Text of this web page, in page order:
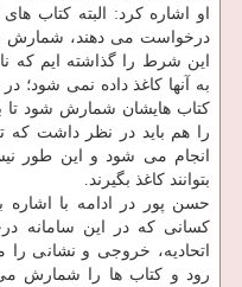
او اشاره كرد: البته كتاب
درخواست می دهند، شمارش
این شرط را گذاشته ایم كه
به آنها كاغذ داده نمی شود؛
كتاب هایشان شمارش شود تا
را هم باید در نظر داشت كه
انجام می شود و این طور
بتوانند كاغذ بگیرند.
حسن پور در ادامه با اشاره
كسانی كه در این سامانه
اتحادیه، خروجی و نشانی
رود و كتاب ها را شمارش